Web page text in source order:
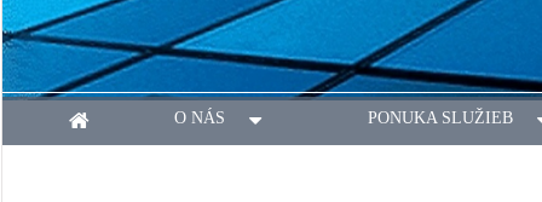
O NÁS PONUKA SLUŽIEB